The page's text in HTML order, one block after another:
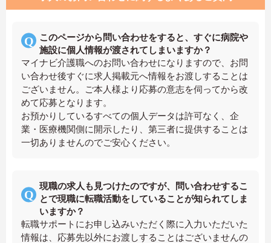
このページから問い合わせをすると、すぐに病院や
施設に個人情報が渡されてしまいますか？
マイナビ介護職へのお問い合わせになりますので、お問
い合わせ後すぐに求人掲載元へ情報をお渡しすることは
ございません。ご本人様より応募の意志を伺ってから改
めて応募となります。
お預かりしているすべての個人データは許可なく、企
業・医療機関側に開示したり、第三者に提供することは
一切ありませんのでご安心ください。
現職の求人も見つけたのですが、問い合わせするこ
とで現職に転職活動をしていることが知られてしま
いますか？
転職サポートにお申し込みいただく際に入力いただいた
情報は、応募先以外にお渡しすることはございませんの